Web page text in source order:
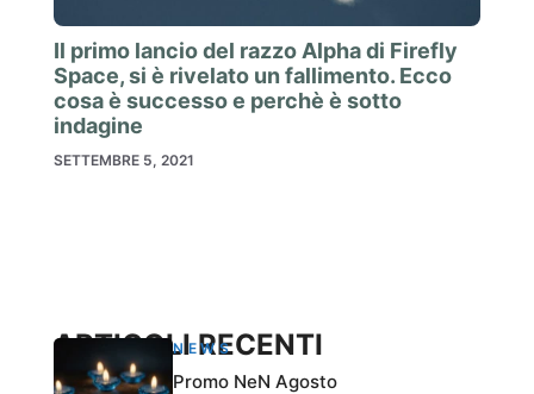
Il primo lancio del razzo Alpha di Firefly
Space, si è rivelato un fallimento. Ecco
cosa è successo e perchè è sotto
indagine
SETTEMBRE 5, 2021
ARTICOLI RECENTI
NEWS
Promo NeN Agosto